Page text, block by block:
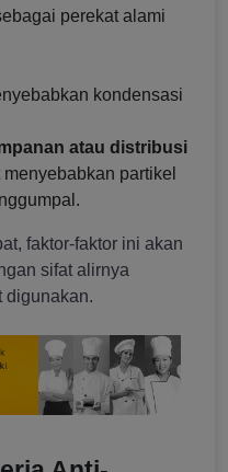
perekat alami
kondensasi
atau distribusi
partikel
faktor-faktor ini akan
sifat alirnya
digunakan.